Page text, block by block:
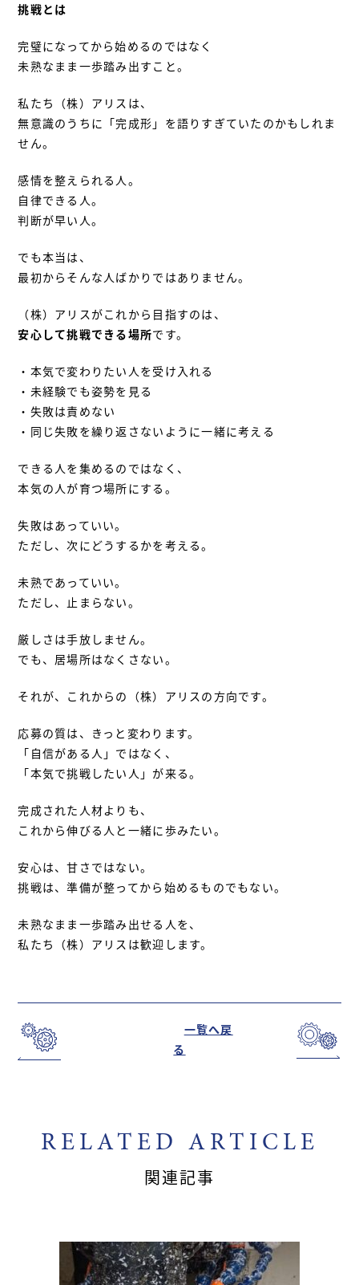
挑戦とは
完璧になってから始めるのではなく
未熟なまま一歩踏み出すこと。
私たち（株）アリスは、
無意識のうちに「完成形」を語りすぎていたのかもしれま
せん。
感情を整えられる人。
自律できる人。
判断が早い人。
でも本当は、
最初からそんな人ばかりではありません。
（株）アリスがこれから目指すのは、
安心して挑戦できる場所です。
・本気で変わりたい人を受け入れる
・未経験でも姿勢を見る
・失敗は責めない
・同じ失敗を繰り返さないように一緒に考える
できる人を集めるのではなく、
本気の人が育つ場所にする。
失敗はあっていい。
ただし、次にどうするかを考える。
未熟であっていい。
ただし、止まらない。
厳しさは手放しません。
でも、居場所はなくさない。
それが、これからの（株）アリスの方向です。
応募の質は、きっと変わります。
「自信がある人」ではなく、
「本気で挑戦したい人」が来る。
完成された人材よりも、
これから伸びる人と一緒に歩みたい。
安心は、甘さではない。
挑戦は、準備が整ってから始めるものでもない。
未熟なまま一歩踏み出せる人を、
私たち（株）アリスは歓迎します。
一覧へ戻
る
RELATED ARTICLE
関連記事